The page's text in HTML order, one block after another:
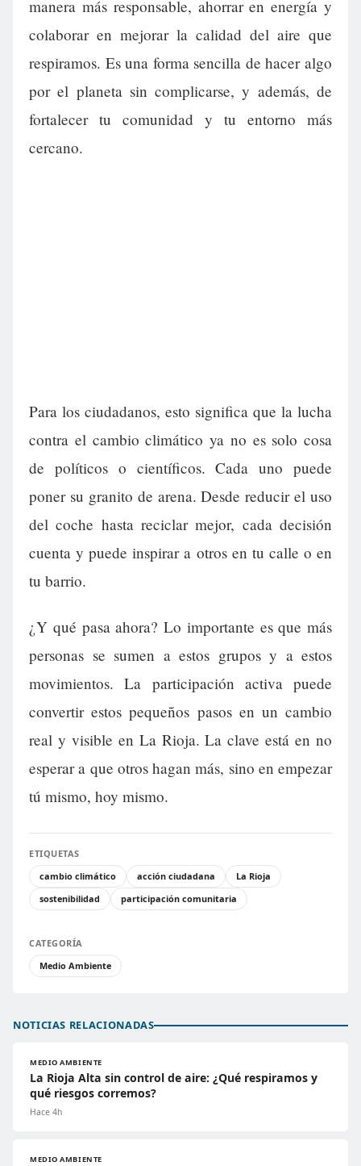
manera más responsable, ahorrar en energía y
colaborar en mejorar la calidad del aire que
respiramos. Es una forma sencilla de hacer algo
por el planeta sin complicarse, y además, de
fortalecer tu comunidad y tu entorno más
cercano.
Para los ciudadanos, esto significa que la lucha
contra el cambio climático ya no es solo cosa
de políticos o científicos. Cada uno puede
poner su granito de arena. Desde reducir el uso
del coche hasta reciclar mejor, cada decisión
cuenta y puede inspirar a otros en tu calle o en
tu barrio.
¿Y qué pasa ahora? Lo importante es que más
personas se sumen a estos grupos y a estos
movimientos. La participación activa puede
convertir estos pequeños pasos en un cambio
real y visible en La Rioja. La clave está en no
esperar a que otros hagan más, sino en empezar
tú mismo, hoy mismo.
ETIQUETAS
cambio climático
acción ciudadana
La Rioja
sostenibilidad
participación comunitaria
CATEGORÍA
Medio Ambiente
NOTICIAS RELACIONADAS
MEDIO AMBIENTE
La Rioja Alta sin control de aire: ¿Qué respiramos y
qué riesgos corremos?
Hace 4h
MEDIO AMBIENTE